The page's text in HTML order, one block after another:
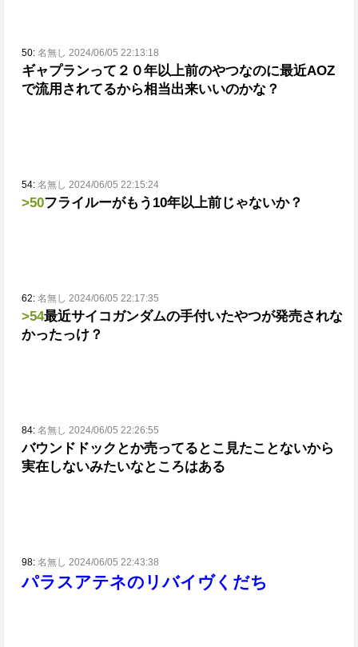
50: 名無し 2024/06/05 22:13:18
ギャプランって２０年以上前のやつなのに最近AOZ
で流用されてるから相当出来いいのかな？
54: 名無し 2024/06/05 22:15:24
>50フライルーがもう10年以上前じゃないか？
62: 名無し 2024/06/05 22:17:35
>54最近サイコガンダムの手付いたやつが発売されな
かったっけ？
84: 名無し 2024/06/05 22:26:55
バウンドドックとか売ってるとこ見たことないから
実在しないみたいなところはある
98: 名無し 2024/06/05 22:43:38
パラスアテネのリバイヴくだち